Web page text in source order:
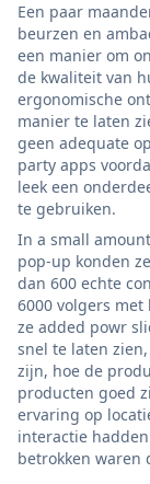
Een paar
beurzen en
een manier om
de kwaliteit van
ergonomische
manier te laten
geen adequate
party apps
leek een
te gebruiken.
In a small
pop-up konden
dan 600 echte
6000 volgers
ze added powr
snel te laten
zijn, hoe de
producten goed
ervaring op
interactie
betrokken waren